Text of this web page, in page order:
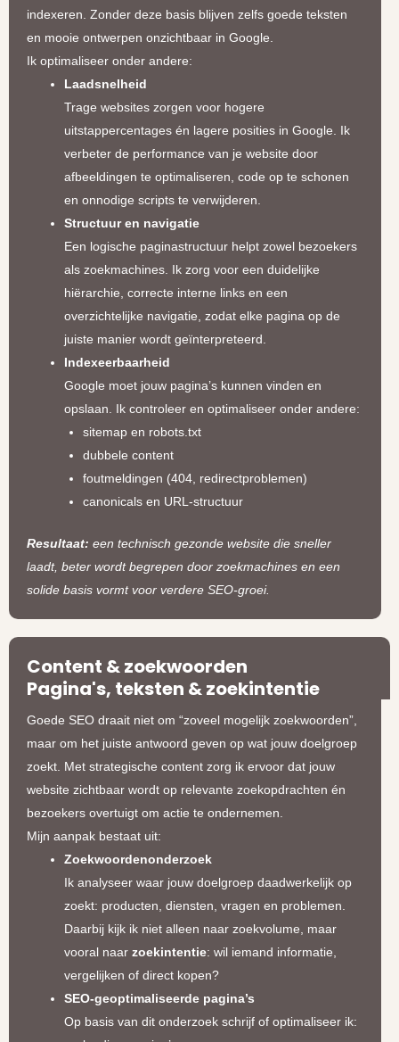
indexeren. Zonder deze basis blijven zelfs goede teksten
en mooie ontwerpen onzichtbaar in Google.
Ik optimaliseer onder andere:
Laadsnelheid
Trage websites zorgen voor hogere
uitstappercentages én lagere posities in Google. Ik
verbeter de performance van je website door
afbeeldingen te optimaliseren, code op te schonen
en onnodige scripts te verwijderen.
Structuur en navigatie
Een logische paginastructuur helpt zowel bezoekers
als zoekmachines. Ik zorg voor een duidelijke
hiërarchie, correcte interne links en een
overzichtelijke navigatie, zodat elke pagina op de
juiste manier wordt geïnterpreteerd.
Indexeerbaarheid
Google moet jouw pagina’s kunnen vinden en
opslaan. Ik controleer en optimaliseer onder andere:
sitemap en robots.txt
dubbele content
foutmeldingen (404, redirectproblemen)
canonicals en URL-structuur
Resultaat: een technisch gezonde website die sneller
laadt, beter wordt begrepen door zoekmachines en een
solide basis vormt voor verdere SEO-groei.
Content & zoekwoorden
Pagina's, teksten & zoekintentie
Goede SEO draait niet om “zoveel mogelijk zoekwoorden”,
maar om het juiste antwoord geven op wat jouw doelgroep
zoekt. Met strategische content zorg ik ervoor dat jouw
website zichtbaar wordt op relevante zoekopdrachten én
bezoekers overtuigt om actie te ondernemen.
Mijn aanpak bestaat uit:
Zoekwoordenonderzoek
Ik analyseer waar jouw doelgroep daadwerkelijk op
zoekt: producten, diensten, vragen en problemen.
Daarbij kijk ik niet alleen naar zoekvolume, maar
vooral naar zoekintentie: wil iemand informatie,
vergelijken of direct kopen?
SEO-geoptimaliseerde pagina’s
Op basis van dit onderzoek schrijf of optimaliseer ik: